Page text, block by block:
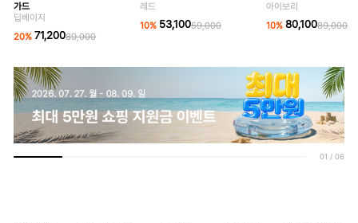
가드
딥베이지
20% 71,20089,000
레드
10% 53,10059,000
아이보리
10% 80,10089,000
01 / 06